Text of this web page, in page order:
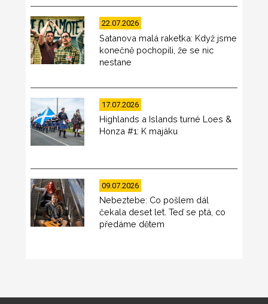
22.07.2026
Satanova malá raketka: Když jsme
konečně pochopili, že se nic
nestane
17.07.2026
Highlands a Islands turné Loes &
Honza #1: K majáku
09.07.2026
Nebeztebe: Co pošlem dál
čekala deset let. Teď se ptá, co
předáme dětem